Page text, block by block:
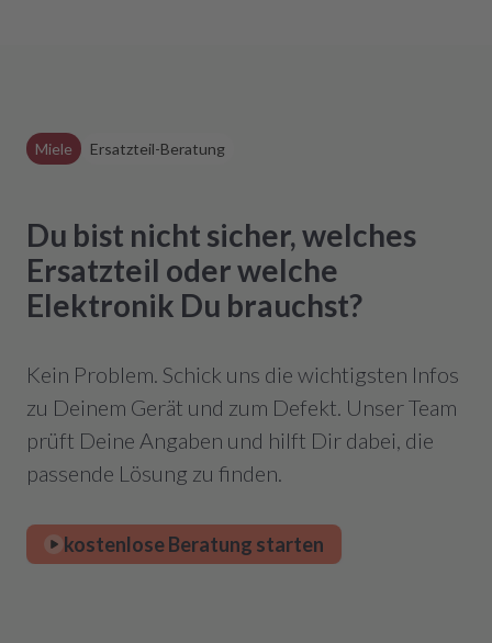
Miele Ersatzteil-Beratung
Du bist nicht sicher, welches
Ersatzteil oder welche
Elektronik Du brauchst?
Kein Problem. Schick uns die wichtigsten Infos
zu Deinem Gerät und zum Defekt. Unser Team
prüft Deine Angaben und hilft Dir dabei, die
passende Lösung zu finden.
kostenlose Beratung starten